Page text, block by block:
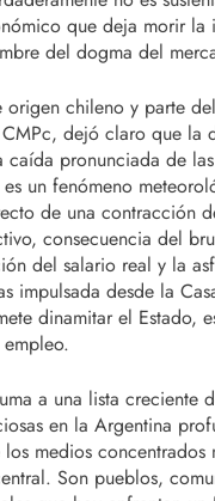
que deja morir la
del dogma del
origen chileno y parte del
dejó claro que la
caída pronunciada de
un fenómeno
de una contracción
consecuencia del
del salario real y la
impulsada desde la
dinamitar el Estado,
a una lista creciente
en la Argentina
medios concentrados
Son pueblos,